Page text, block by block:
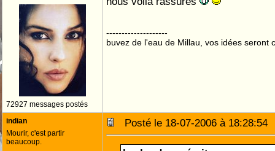
72927 messages postés
--------------------
buvez de l'eau de Millau, vos idées seront
indian
Mourir, c'est partir
beaucoup.
Posté le 18-07-2006 à